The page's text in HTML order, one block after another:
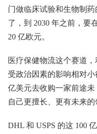
门做临床试验和生物制
了，到 2030 年之前，要
20 亿欧元。
医疗保健物流这个赛道
受政治因素的影响相对
亿美元去收购一家前途
自己更擅长、更有未来的
DHL 和 USPS 的这 100